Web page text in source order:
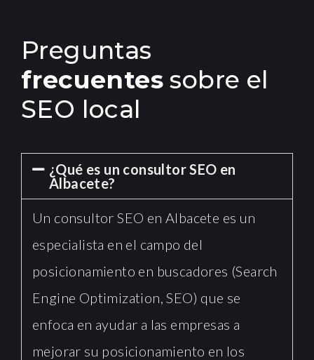
Preguntas
frecuentes sobre el
SEO local
¿Qué es un consultor SEO en
Albacete?
Un consultor SEO en Albacete es un
especialista en el campo del
posicionamiento en buscadores (Search
Engine Optimization, SEO) que se
enfoca en ayudar a las empresas a
mejorar su posicionamiento en los